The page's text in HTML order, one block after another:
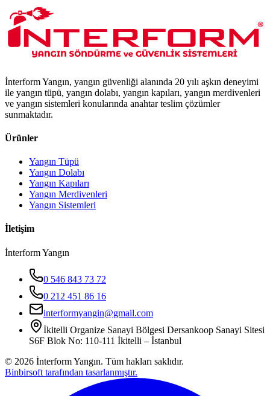
İnterform Yangın, yangın güvenliği alanında 20 yılı aşkın deneyimi
ile yangın tüpü, yangın dolabı, yangın kapıları, yangın merdivenleri
ve yangın sistemleri konularında anahtar teslim çözümler
sunmaktadır.
Ürünler
Yangın Tüpü
Yangın Dolabı
Yangın Kapıları
Yangın Merdivenleri
Yangın Sistemleri
İletişim
İnterform Yangın
0 546 843 73 72
0 212 451 86 16
interformyangin@gmail.com
İkitelli Organize Sanayi Bölgesi Dersankoop Sanayi Sitesi
S6F Blok No: 110-111 İkitelli – İstanbul
© 2026 İnterform Yangın. Tüm hakları saklıdır.
Binbirsoft tarafından tasarlanmıştır.